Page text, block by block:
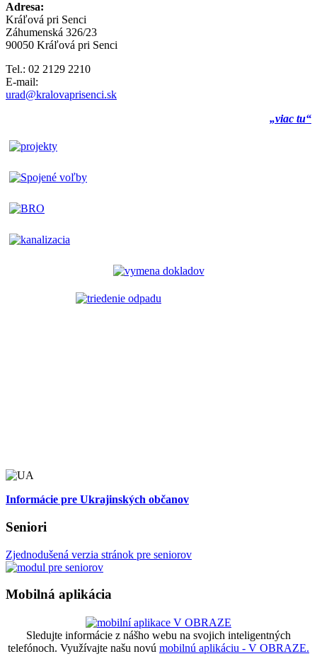
Adresa:
Kráľová pri Senci
Záhumenská 326/23
90050 Kráľová pri Senci
Tel.: 02 2129 2210
E-mail:
urad@kralovaprisenci.sk
„viac tu“
Informácie pre Ukrajinských občanov
Seniori
Zjednodušená verzia stránok pre seniorov
Mobilná aplikácia
Sledujte informácie z nášho webu na svojich inteligentných
telefónoch. Využívajte našu novú mobilnú aplikáciu - V OBRAZE.